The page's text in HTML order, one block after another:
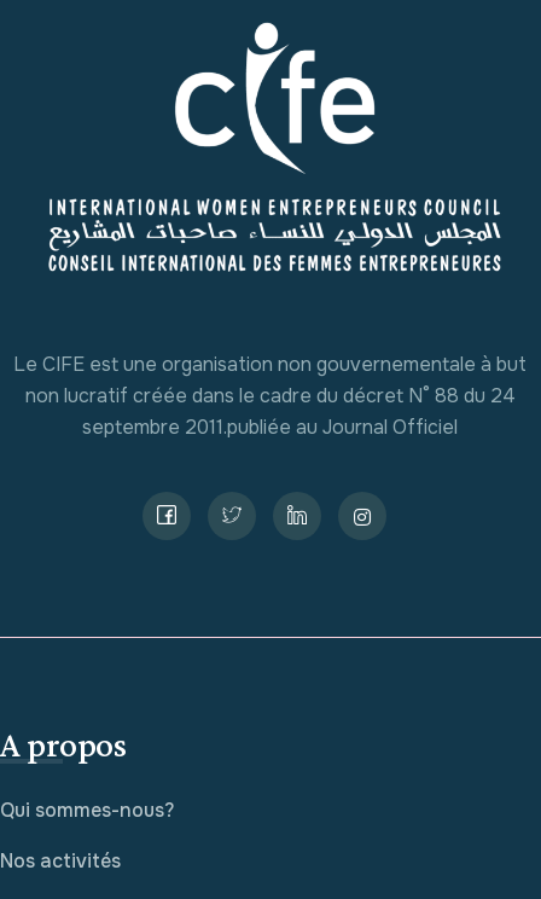
Le CIFE est une organisation non gouvernementale à but
non lucratif créée dans le cadre du décret N° 88 du 24
septembre 2011.publiée au Journal Officiel
A propos
Qui sommes-nous?
Nos activités